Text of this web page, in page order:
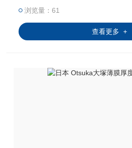
浏览量：61
查看更多 +